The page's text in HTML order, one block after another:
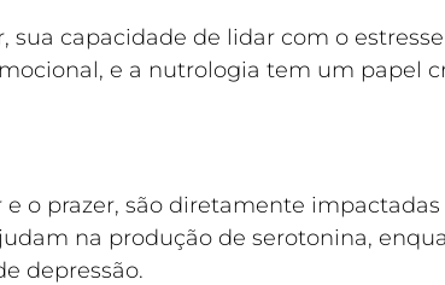
capacidade de lidar com o
e a nutrologia tem um papel
o prazer, são diretamente impactadas
na produção de serotonina,
depressão.